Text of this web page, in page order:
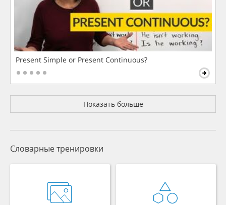
Present Simple or Present Continuous?
Показать больше
Словарные тренировки